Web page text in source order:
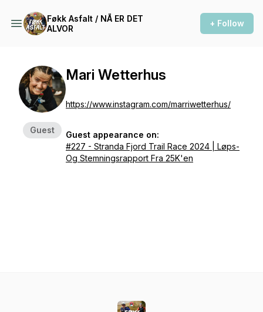
Føkk Asfalt / NÅ ER DET
ALVOR
+ Follow
Guest
Mari Wetterhus
https://www.instagram.com/marriwetterhus/
Guest appearance on:
#227 - Stranda Fjord Trail Race 2024 | Løps-
Og Stemningsrapport Fra 25K'en